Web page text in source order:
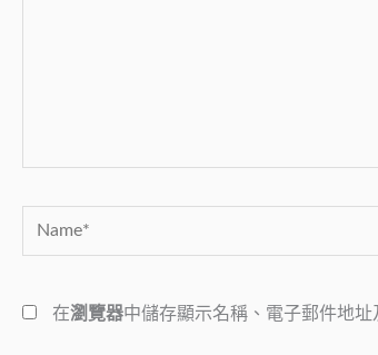
Name*
在瀏覽器中儲存顯示名稱、電子郵件地